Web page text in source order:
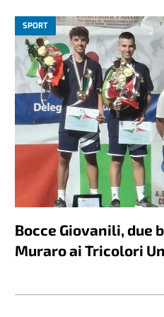
SPORT
Bocce Giovanili, due
Muraro ai Tricolori